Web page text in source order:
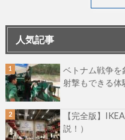
人気記事
ベトナム戦争を
射撃もできる体
【完全版】
説！）